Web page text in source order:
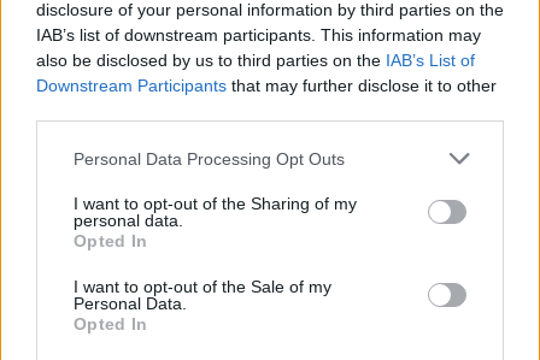
disclosure of your personal information by third parties on the
IAB’s list of downstream participants. This information may
also be disclosed by us to third parties on the IAB’s List of
Downstream Participants that may further disclose it to other
Personal Data Processing Opt Outs
I want to opt-out of the Sharing of my
personal data.
Opted In
I want to opt-out of the Sale of my
Personal Data.
Opted In
00:00:30
Vaizdai iš tragiškos avarijos Vilniaus r.: dviejų moterų ir
vaiko gyvybių išgelbėti nepavyko
Žinios | Lietuvos diena
00:00:57
Savaitės vidurys nusimato karštas: temperatūra kils iki
32 laipsnių šilumos